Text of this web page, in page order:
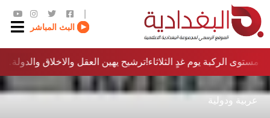
البث المباشر
ترشيح يهين العقل والاخلاق والدولة…؟!مستوى الركبة يوم غدٍ الثلاثاء
عربية ودولية